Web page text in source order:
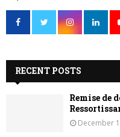
RECENT POSTS
Remise de
December